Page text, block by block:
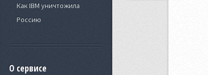
Как IBM уничтожила
Россию
О сервисе